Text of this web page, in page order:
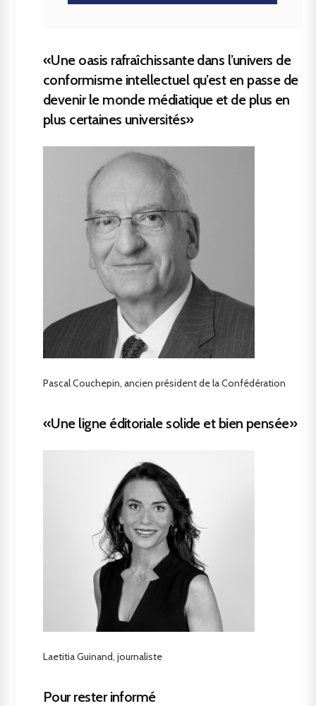
«Une oasis rafraîchissante dans l’univers de
conformisme intellectuel qu’est en passe de
devenir le monde médiatique et de plus en
plus certaines universités»
Pascal Couchepin, ancien président de la Confédération
«Une ligne éditoriale solide et bien pensée»
Laetitia Guinand, journaliste
Pour rester informé